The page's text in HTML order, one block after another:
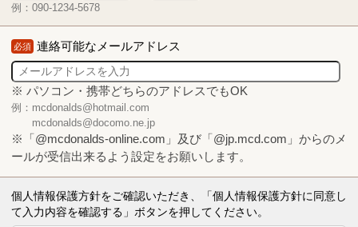
例：090-1234-5678
必須 連絡可能なメールアドレス
※ パソコン・携帯どちらのアドレスでもOK
例：mcdonalds@hotmail.com
mcdonalds@docomo.ne.jp
※「@mcdonalds-online.com」及び「@jp.mcd.com」からのメ
ールが受信出来るよう設定をお願いします。
個人情報保護方針をご確認いただき、「個人情報保護方針に同意し
て入力内容を確認する」ボタンを押してください。